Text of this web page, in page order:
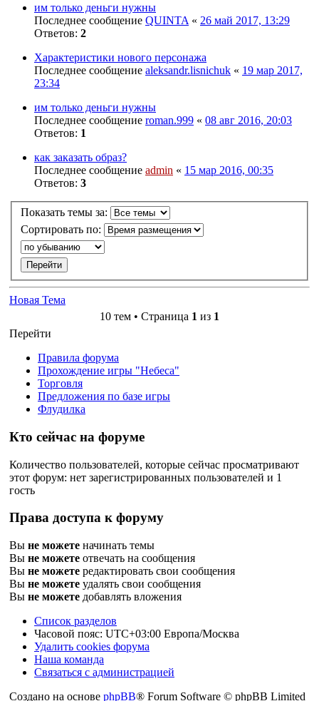
им только деньги нужны
Последнее сообщение QUINTA « 26 май 2017, 13:29
Ответов: 2
Характеристики нового персонажа
Последнее сообщение aleksandr.lisnichuk « 19 мар 2017,
23:34
им только деньги нужны
Последнее сообщение roman.999 « 08 авг 2016, 20:03
Ответов: 1
как заказать образ?
Последнее сообщение admin « 15 мар 2016, 00:35
Ответов: 3
Показать темы за:
Сортировать по:
Новая Тема
10 тем • Страница 1 из 1
Перейти
Правила форума
Прохождение игры "Небеса"
Торговля
Предложения по базе игры
Флудилка
Кто сейчас на форуме
Количество пользователей, которые сейчас просматривают
этот форум: нет зарегистрированных пользователей и 1
гость
Права доступа к форуму
Вы не можете начинать темы
Вы не можете отвечать на сообщения
Вы не можете редактировать свои сообщения
Вы не можете удалять свои сообщения
Вы не можете добавлять вложения
Список разделов
Часовой пояс: UTC+03:00 Европа/Москва
Удалить cookies форума
Наша команда
Связаться с администрацией
Создано на основе phpBB® Forum Software © phpBB Limited